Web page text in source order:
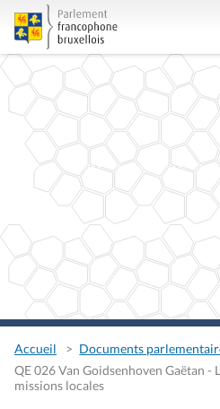
Accueil
Documents
QE 026 Van Goidsenhoven Gaëtan -
missions locales